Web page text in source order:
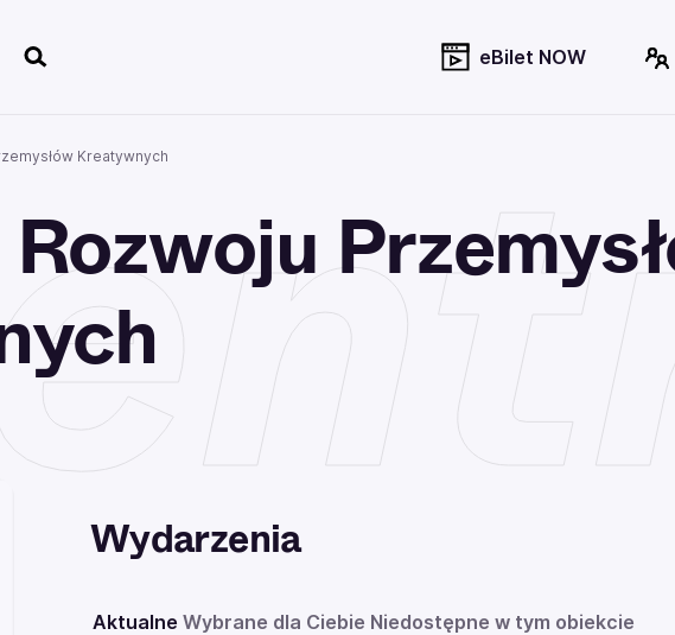
eBilet NOW
Kreatywnych
Wydarzenia
Aktualne Wybrane dla Ciebie Niedostępne w tym obiekcie